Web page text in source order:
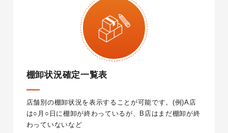
棚卸状況確定一覧表
店舗別の棚卸状況を表示することが可能です。(例)A店
は○月○日に棚卸が終わっているが、B店はまだ棚卸が終
わっていないなど